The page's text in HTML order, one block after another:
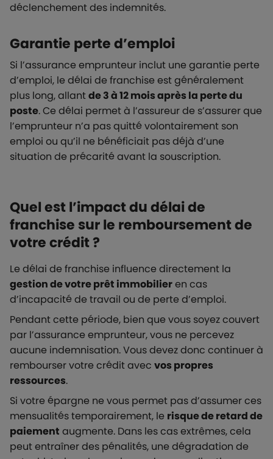
déclenchement des indemnités.
Garantie perte d’emploi
Si l’assurance emprunteur inclut une garantie perte
d’emploi, le délai de franchise est généralement
plus long, allantde 3 à 12 mois après la perte du
poste. Ce délai permet à l’assureur de s’assurer que
l’emprunteur n’a pas quitté volontairement son
emploi ou qu’il ne bénéficiait pas déjà d’une
situation de précarité avant la souscription.
Quel est l’impact du délai de
franchise sur le remboursement de
votre crédit ?
Le délai de franchise influence directement la
gestion de votre prêt immobilieren cas
d’incapacité de travail ou de perte d’emploi.
Pendant cette période, bien que vous soyez couvert
par l’assurance emprunteur, vous ne percevez
aucune indemnisation. Vous devez donc continuer à
rembourser votre crédit avec vos propres
ressources.
Si votre épargne ne vous permet pas d’assumer ces
mensualités temporairement, le risque de retard de
paiement augmente. Dans les cas extrêmes, cela
peut entraîner des pénalités, une dégradation de